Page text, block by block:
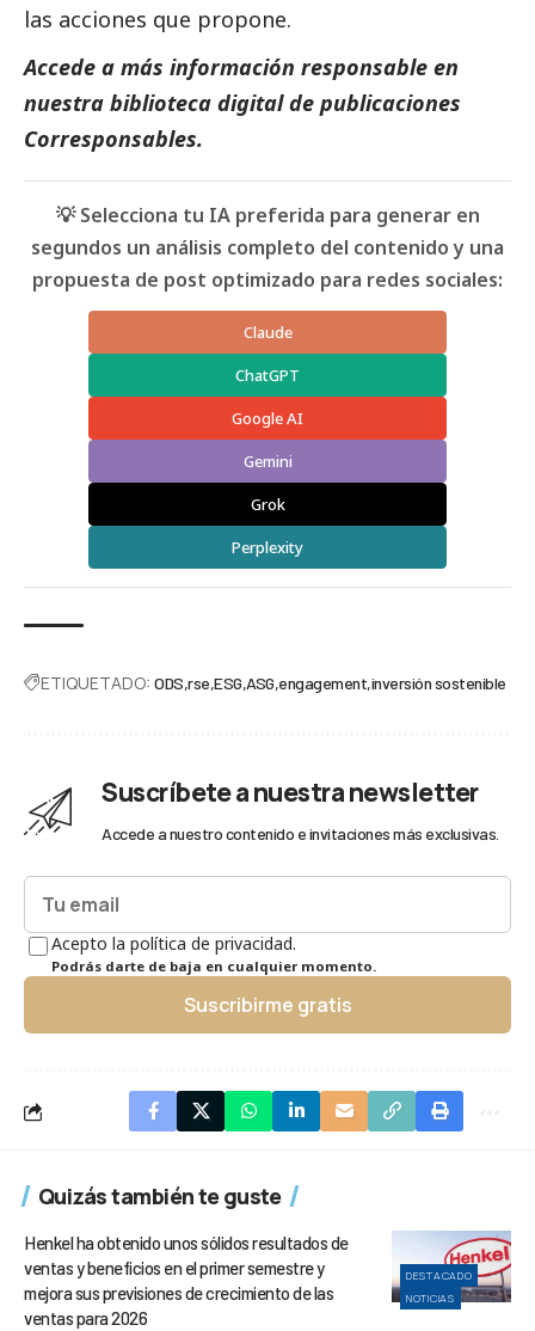
las acciones que propone.
Accede a más información responsable en
nuestra biblioteca digital de publicaciones
Corresponsables.
💡 Selecciona tu IA preferida para generar en
segundos un análisis completo del contenido y una
propuesta de post optimizado para redes sociales:
Claude
ChatGPT
Google AI
Gemini
Grok
Perplexity
ETIQUETADO: ODS rse ESG ASG engagement inversión sostenible
Suscríbete a nuestra newsletter
Accede a nuestro contenido e invitaciones más exclusivas.
Acepto la política de privacidad.
Podrás darte de baja en cualquier momento.
Suscribirme gratis
Quizás también te guste
DESTACADO
NOTICIAS
Henkel ha obtenido unos sólidos resultados de
ventas y beneficios en el primer semestre y
mejora sus previsiones de crecimiento de las
ventas para 2026